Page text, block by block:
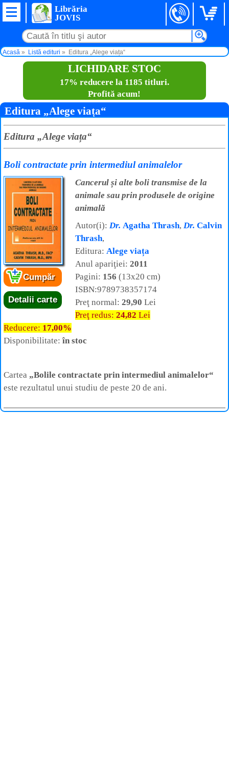
Librăria
JOVIS
Acasă Listă edituri Editura „Alege viața“
LICHIDARE STOC
17% reducere la 1185 titluri.
Profită acum!
Editura „Alege viața“
Editura „Alege viața“
Boli contractate prin intermediul animalelor
Cumpăr
Detalii carte
Cancerul și alte boli transmise de la
animale sau prin produsele de origine
animală
Autor(i): Dr. Agatha Thrash, Dr. Calvin
Thrash,
Editura: Alege viața
Anul apariţiei: 2011
Pagini: 156 (13x20 cm)
ISBN:9789738357174
Preţ normal: 29,90 Lei
Preţ redus: 24,82 Lei
Reducere: 17,00%
Disponibilitate:în stoc
Cartea „Bolile contractate prin intermediul animalelor“
este rezultatul unui studiu de peste 20 de ani.